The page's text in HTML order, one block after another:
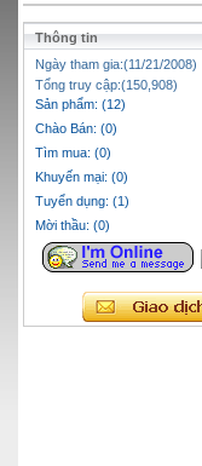
Thông tin
Ngày tham gia:(11/21/2008)
Tổng truy cập:(150,908)
Sản phẩm: (12)
Chào Bán: (0)
Tìm mua: (0)
Khuyến mại: (0)
Tuyển dụng: (1)
Mời thầu: (0)